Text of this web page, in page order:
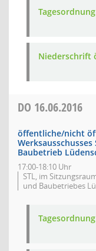
Niederschrift
DO 16.06.2016
öffentliche/nicht
Baubetrieb
17:00-18:10 Uhr
STL, im
und Baubetriebes